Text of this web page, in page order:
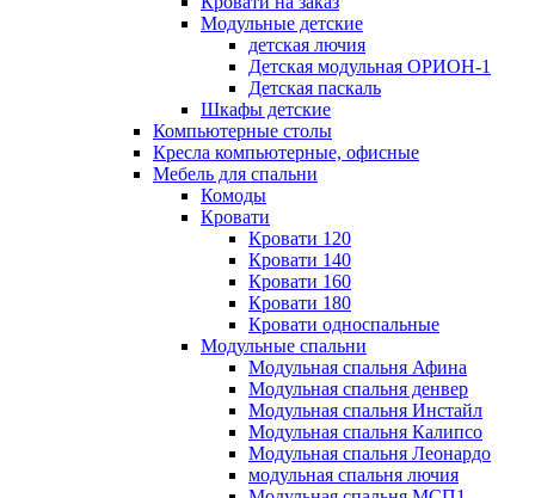
Модульные детские
детская лючия
Детская модульная ОРИОН-1
Детская паскаль
Шкафы детские
Компьютерные столы
Кресла компьютерные, офисные
Мебель для спальни
Комоды
Кровати
Кровати 120
Кровати 140
Кровати 160
Кровати 180
Кровати односпальные
Модульные спальни
Модульная спальня Афина
Модульная спальня денвер
Модульная спальня Инстайл
Модульная спальня Калипсо
Модульная спальня Леонардо
модульная спальня лючия